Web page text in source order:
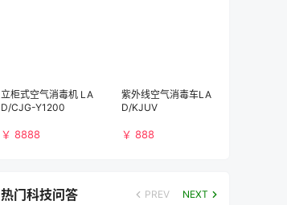
立柜式空气消毒机 LA
D/CJG-Y1200
￥ 8888
紫外线空气消毒车LA
D/KJUV
￥ 888
热门科技问答 PREV NEXT